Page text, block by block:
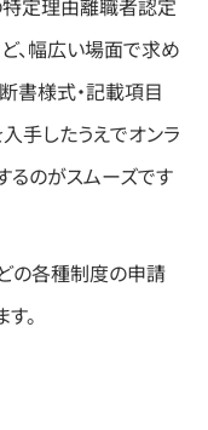
、幅広い場面で求め
書様式・記載項目
手したうえでオンラ
のがスムーズです
の各種制度の申請
。